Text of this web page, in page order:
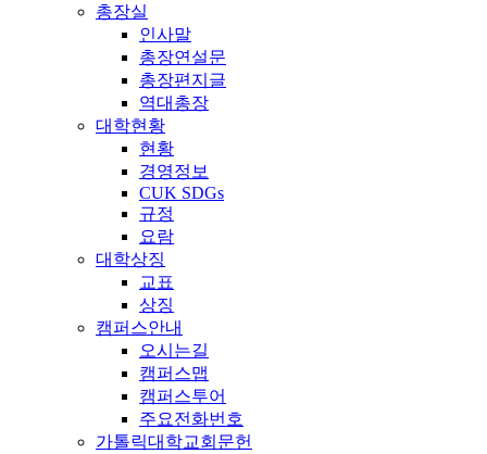
총장실
인사말
총장연설문
총장편지글
역대총장
대학현황
현황
경영정보
CUK SDGs
규정
요람
대학상징
교표
상징
캠퍼스안내
오시는길
캠퍼스맵
캠퍼스투어
주요전화번호
가톨릭대학교회문헌